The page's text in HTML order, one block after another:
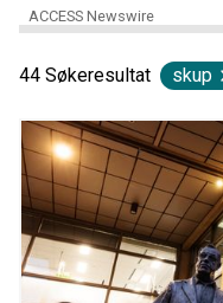
ACCESS Newswire
44 Søkeresultat skup